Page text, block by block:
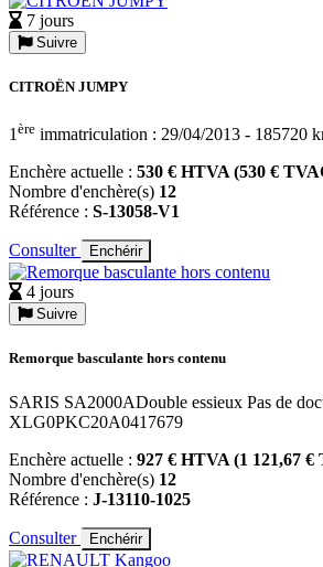
7 jours
Suivre
CITROËN JUMPY
1 ère immatriculation : 29/04/2013 - 185720
Enchère actuelle : 530 € HTVA (530 €
Nombre d'enchère(s) 12
Référence : S-13058-V1
Consulter Enchérir
4 jours
Suivre
Remorque basculante hors contenu
SARIS SA2000ADouble essieux Pas de
XLG0PKC20A0417679
Enchère actuelle : 927 € HTVA (1 121,67 €
Nombre d'enchère(s) 12
Référence : J-13110-1025
Consulter Enchérir